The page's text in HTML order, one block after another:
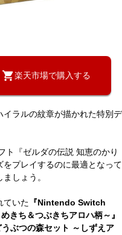
楽天市場で購入する
ラルの紋章が描かれた特別デ
『ゼルダの伝説 知恵のかり
プレイするのに最適となって
しょう。
ていた 『Nintendo Switch
きち＆つぶきちアロハ柄～』
ぶつの森セット ～しずえア